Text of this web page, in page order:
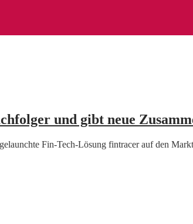
und gibt neue
Fin-Tech-Lösung fintracer auf den